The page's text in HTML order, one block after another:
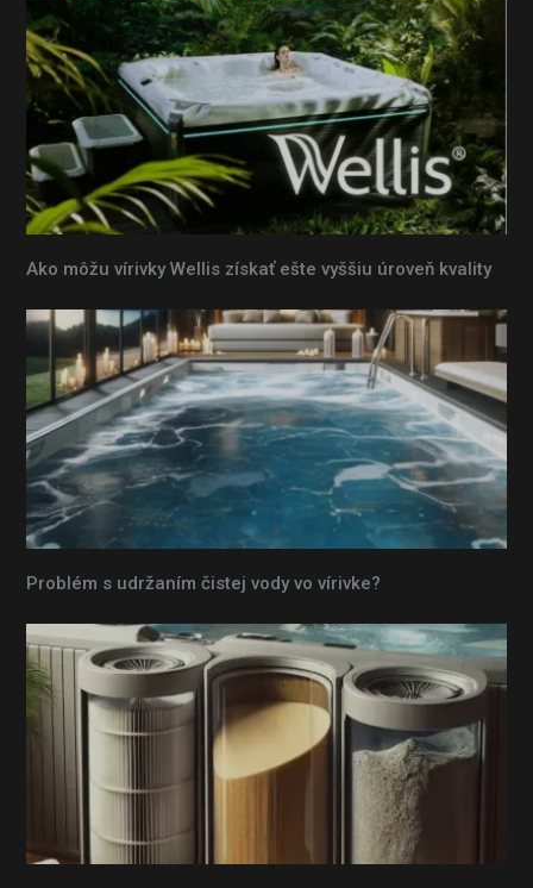
Ako môžu vírivky Wellis získať ešte vyššiu úroveň kvality
Problém s udržaním čistej vody vo vírivke?